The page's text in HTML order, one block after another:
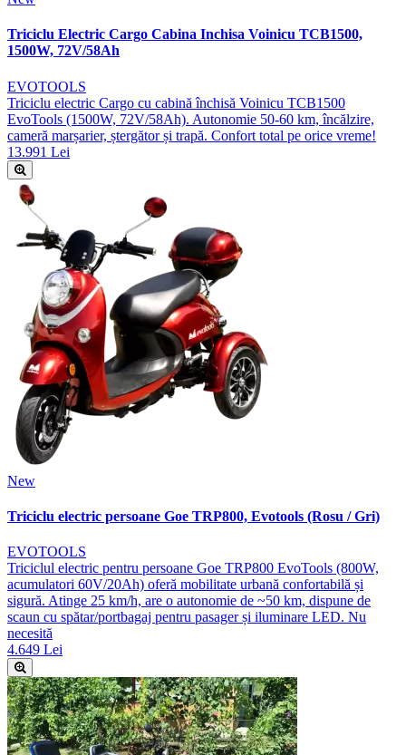
Triciclu Electric Cargo Cabina Inchisa Voinicu TCB1500,
1500W, 72V/58Ah
EVOTOOLS
Triciclu electric Cargo cu cabină închisă Voinicu TCB1500
EvoTools (1500W, 72V/58Ah). Autonomie 50-60 km, încălzire,
cameră marșarier, ștergător și trapă. Confort total pe orice vreme!
13.991 Lei
New
Triciclu electric persoane Goe TRP800, Evotools (Rosu / Gri)
EVOTOOLS
Triciclul electric pentru persoane Goe TRP800 EvoTools (800W,
acumulatori 60V/20Ah) oferă mobilitate urbană confortabilă și
sigură. Atinge 25 km/h, are o autonomie de ~50 km, dispune de
scaun cu spătar/portbagaj pentru pasager și iluminare LED. Nu
necesită
4.649 Lei